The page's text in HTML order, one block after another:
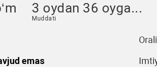
3 oydan 36 oyga...
Muddati
emas